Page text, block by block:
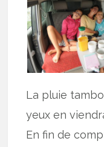
La pluie
yeux en
En fin de